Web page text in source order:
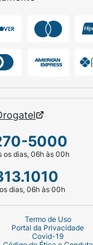
5000
os dias, 06h às 00h
dias, 06h às 00h
Termo de Uso
Portal da Privacidade
Covid-19